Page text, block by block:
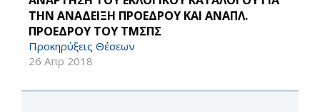
ΤΗΝ ΑΝΑΔΕΙΞΗ ΠΡΟΕΔΡΟΥ ΚΑΙ ΑΝΑΠΛ.
ΠΡΟΕΔΡΟΥ ΤΟΥ ΤΜΣΠΣ
Προκηρύξεις Θέσεων
26 Απρ 2018